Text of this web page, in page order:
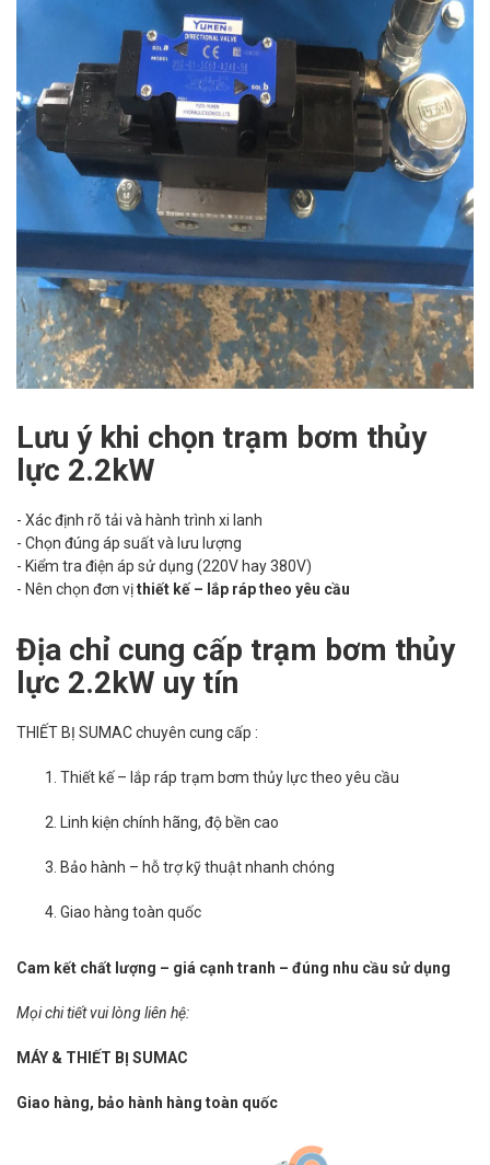
Lưu ý khi chọn trạm bơm thủy
lực 2.2kW
- Xác định rõ tải và hành trình xi lanh
- Chọn đúng áp suất và lưu lượng
- Kiểm tra điện áp sử dụng (220V hay 380V)
- Nên chọn đơn vịthiết kế – lắp ráp theo yêu cầu
Địa chỉ cung cấp trạm bơm thủy
lực 2.2kW uy tín
THIẾT BỊ SUMAC chuyên cung cấp :
Thiết kế – lắp ráp trạm bơm thủy lực theo yêu cầu
Linh kiện chính hãng, độ bền cao
Bảo hành – hỗ trợ kỹ thuật nhanh chóng
Giao hàng toàn quốc
Cam kết chất lượng – giá cạnh tranh – đúng nhu cầu sử dụng
Mọi chi tiết vui lòng liên hệ:
MÁY & THIẾT BỊ SUMAC
Giao hàng, bảo hành hàng toàn quốc